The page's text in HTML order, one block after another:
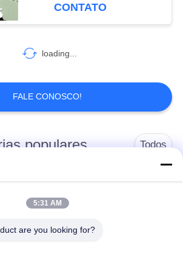
malha dobro
74
sutiã do
CONTATO
loading...
FALE CONOSCO!
populares Todos
Tela de nylon
reciclada
Tela reciclada de
5:31 AM
are you looking for?